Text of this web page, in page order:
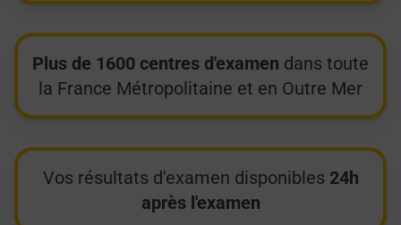
Plus de 1600 centres d'examen dans toute
la France Métropolitaine et en Outre Mer
Vos résultats d'examen disponibles 24h
après l'examen